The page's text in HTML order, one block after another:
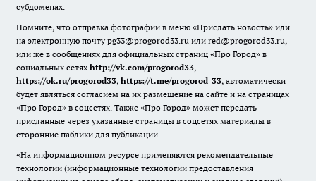
субдоменах.
Помните, что отправка фотографии в меню «Прислать новость» или
на электронную почту pg33@progorod33.ru или red@progorod33.ru,
или же в сообщениях для официальных страниц «Про Город» в
социальных сетях http://vk.com/progorod33,
https://ok.ru/progorod33, https://t.me/progorod_33, автоматически
будет являться согласием на их размещение на сайте и на страницах
«Про Город» в соцсетях. Также «Про Город» может передать
присланные через указанные страницы в соцсетях материалы в
сторонние паблики для публикации.
«На информационном ресурсе применяются рекомендательные
технологии (информационные технологии предоставления